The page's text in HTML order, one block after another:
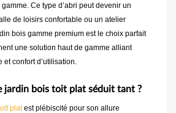
Ce type d’abri peut devenir un
de loisirs confortable ou un atelier
bois gamme premium est le choix parfait
une solution haut de gamme alliant
et confort d’utilisation.
jardin bois toit plat séduit tant ?
platest plébiscité pour son allure